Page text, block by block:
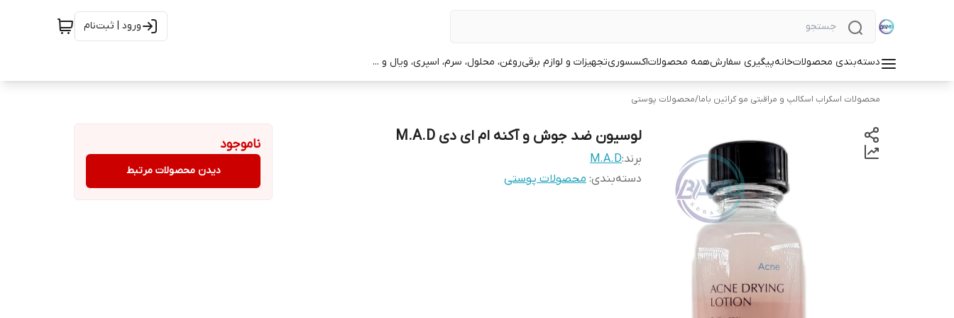
ورود | ثبت‌نام
دسته‌بندی محصولاتخانهپیگیری سفارشهمه محصولاتاکسسوریتجهیزات و لوازم برقیروغن، محلول، سرم، اسپری، ویال و ...
محصولات اسکراب اسکالپ و مراقبتی مو کراتین باما/محصولات پوستی
لوسیون ضد جوش و آکنه ام ای دی M.A.D
برند:M.A.D
دسته‌بندی: محصولات پوستی
ناموجود
دیدن محصولات مرتبط